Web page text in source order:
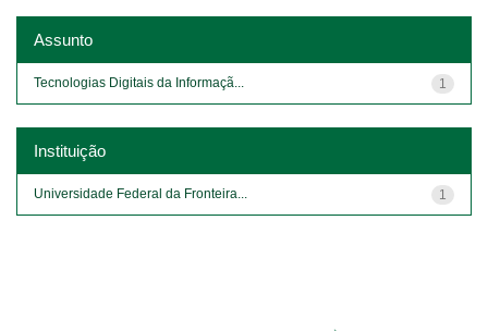
Assunto
1
Tecnologias Digitais da Informaçã...
Instituição
1
Universidade Federal da Fronteira...